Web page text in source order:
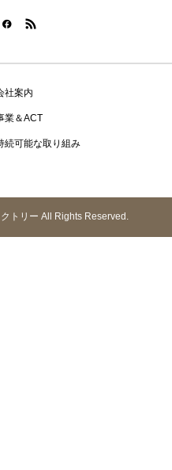
社案内
業＆ACT
続可能な取り組み
トリー All Rights Reserved.